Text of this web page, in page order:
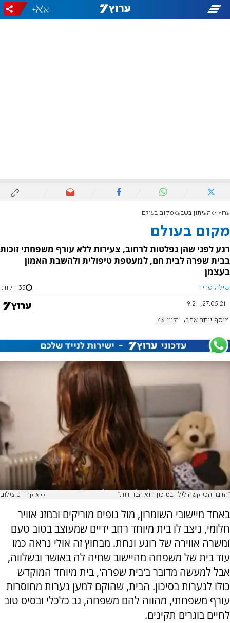
-
+
ערוץ 7 העיתון בשבע מקום בעולם
מקום בעולם
רגע לפני שהן נפלטות לרחוב, צעירות ללא עורף משפחתי זוכות
בבית שפרה לבית חם, למעטפת טיפולית ולהשבת האמון
בעצמן
שילה פריד 33 דקות
27.05.21, 9:21
מוסף יותר אהבה גיליון 946
"הדבר הכי קשה לילד בסיכון הוא הבדידות" ללא קרדיט צילום
באחד מיישובי השומרון, מול נופים מוריקים ובמזג אוויר
חלומי, ניצב לו בית מיוחד רחב ידיים שמעוצב בטוב טעם
ומשרה אווירה של רוגע ונחת. מבחוץ זה אולי נראה כמו
עוד בית של משפחה מהיישוב שחיה לה באושר ובשלווה,
אבל למעשה מדובר ב'בית שפרה', בית מיוחד המוקדש
כולו לנערות בסיכון. הבית, שהוקם למען נערות מחוסרות
עורף משפחתי, מהווה להם משפחה, גב כלכלי ובסיס טוב
לחיים בוגרים תקינים.